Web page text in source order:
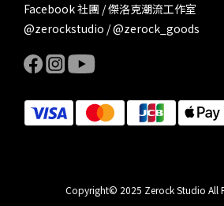
Facebook 社團 / 傑洛克潮流工作室
@zerockstudio / @zerock_goods
Copyright© 2025 Zerock Studio All